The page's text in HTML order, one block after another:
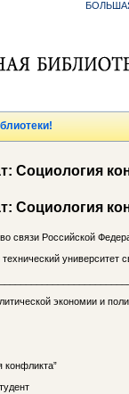
Социология
Социология
связи Российской
университет
экономии и
конфликта”